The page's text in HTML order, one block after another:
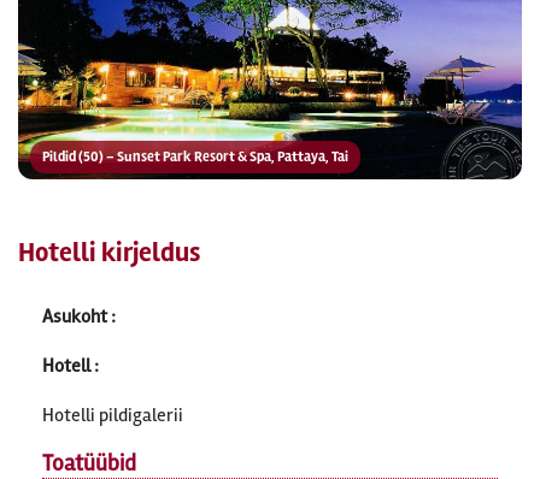
Pildid (50) – Sunset Park Resort & Spa, Pattaya, Tai
Hotelli kirjeldus
Asukoht :
Hotell :
Hotelli pildigalerii
Toatüübid